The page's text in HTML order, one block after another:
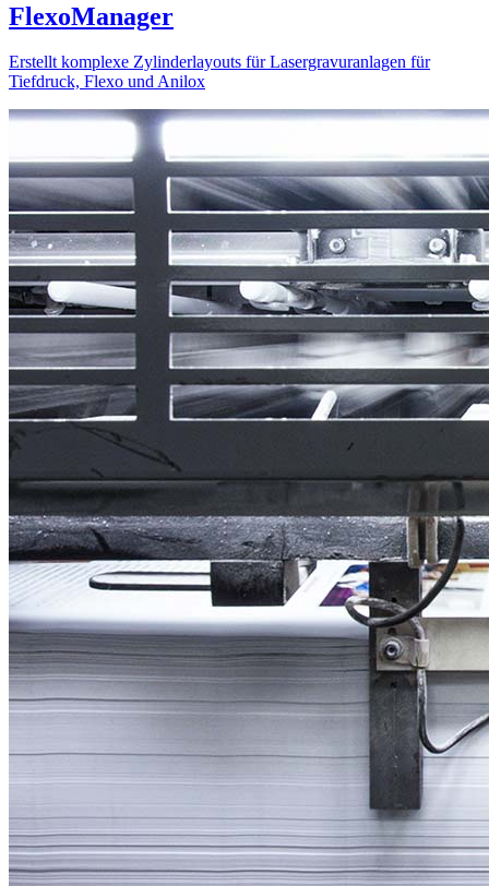
FlexoManager
Erstellt komplexe Zylinderlayouts für Lasergravuranlagen für
Tiefdruck, Flexo und Anilox